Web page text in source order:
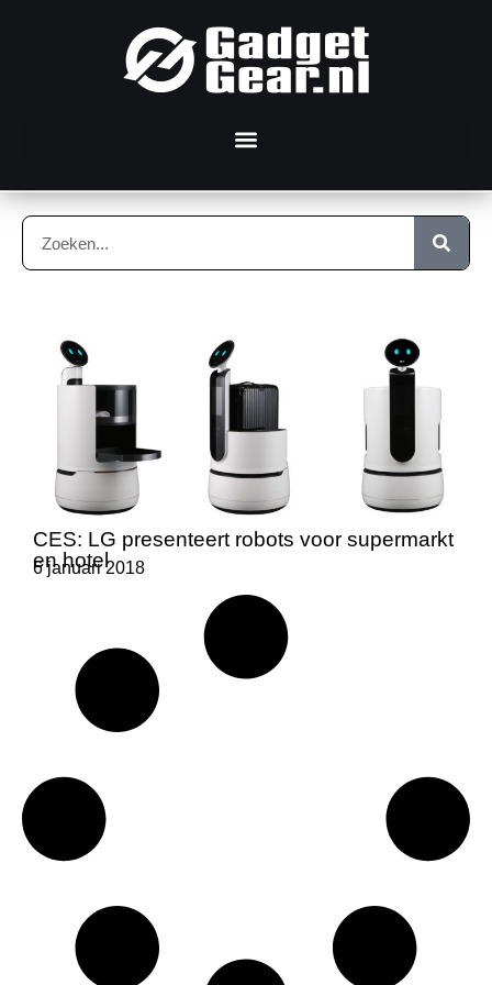
CES: LG presenteert robots voor supermarkt
en hotel
6 januari 2018